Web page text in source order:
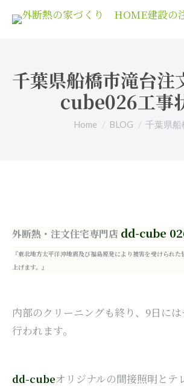
千葉県船橋市滝台注
cube026工事
You are here:
Home BLOG 千葉県
外断熱・注文住宅専門店 dd-cube
『東北地方太平洋沖地震及び福島原発により被害を受けられ
上げます。』
内部のクリーニングも終り、9日に
行われます。
dd-cubeオリジナルの間接照明とテ